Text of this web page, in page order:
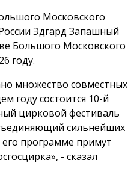
Московского
Эдгард Запашный
Большого Московского
году.
множество совместных
году состоится 10-й
цирковой фестиваль
сильнейших
его программе примут
- сказал